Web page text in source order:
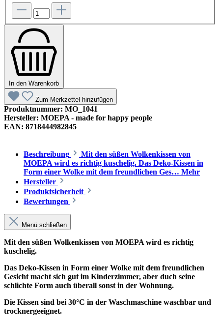
In den Warenkorb
Zum Merkzettel hinzufügen
Produktnummer: MO_1041
Hersteller: MOEPA - made for happy people
EAN: 8718444982845
Beschreibung
Mit den süßen Wolkenkissen von
MOEPA wird es richtig kuschelig. Das Deko-Kissen in
Form einer Wolke mit dem freundlichen Ges… Mehr
Hersteller
Produktsicherheit
Bewertungen
Menü schließen
Mit den süßen Wolkenkissen von MOEPA wird es richtig
kuschelig.
Das Deko-Kissen in Form einer Wolke mit dem freundlichen
Gesicht macht sich gut im Kinderzimmer, aber duch seine
schlichte Form auch überall sonst in der Wohnung.
Die Kissen sind bei 30°C in der Waschmaschine waschbar und
trocknergeeignet.